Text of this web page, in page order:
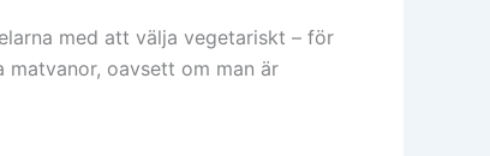
med att välja vegetariskt – för
oavsett om man är